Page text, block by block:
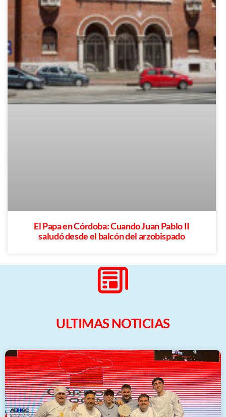
El Papa en Córdoba: Cuando Juan Pablo II
saludó desde el balcón del arzobispado
ULTIMAS NOTICIAS